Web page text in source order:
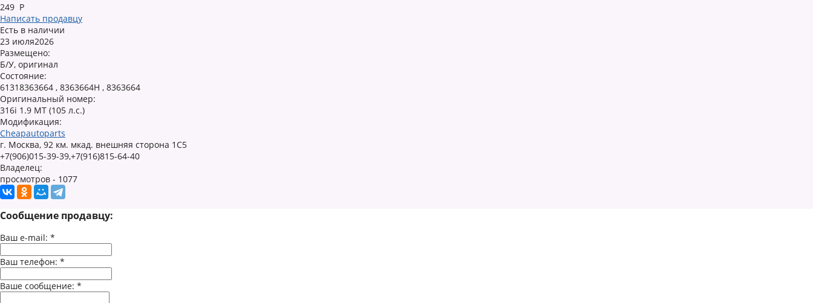
249 Р
Написать продавцу
Есть в наличии
23 июля2026
Размещено:
Б/У, оригинал
Состояние:
61318363664 , 8363664H , 8363664
Оригинальный номер:
316i 1.9 MT (105 л.с.)
Модификация:
Cheapautoparts
г. Москва, 92 км. мкад. внешняя сторона 1С5
+7(906)015-39-39,+7(916)815-64-40
Владелец:
просмотров - 1077
Сообщение продавцу:
Ваш e-mail: *
Ваш телефон: *
Ваше сообщение: *